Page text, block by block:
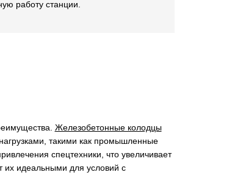
работу станции.
Железобетонные колодцы
такими как промышленные
спецтехники, что увеличивает
их идеальными для условий с